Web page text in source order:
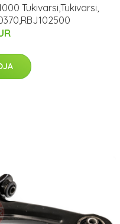
Tukivarsi,Tukivarsi,